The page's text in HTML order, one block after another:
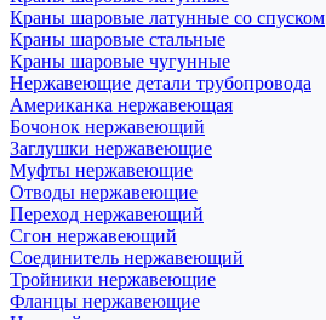
Краны шаровые латунные со спуском
Краны шаровые стальные
Краны шаровые чугунные
Нержавеющие детали трубопровода
Американка нержавеющая
Бочонок нержавеющий
Заглушки нержавеющие
Муфты нержавеющие
Отводы нержавеющие
Переход нержавеющий
Сгон нержавеющий
Соединитель нержавеющий
Тройники нержавеющие
Фланцы нержавеющие